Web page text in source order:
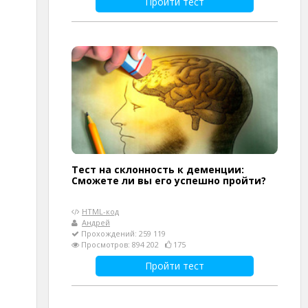
Тест на склонность к деменции:
Сможете ли вы его успешно пройти?
HTML-код
Андрей
Прохождений: 259 119
Просмотров: 894 202
175
Пройти тест